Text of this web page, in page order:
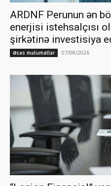
ARDNF Perunun ən
enerjisi istehsalçısı
şirkətinə investisiya
Əsas məlumatlar 07/08/2026